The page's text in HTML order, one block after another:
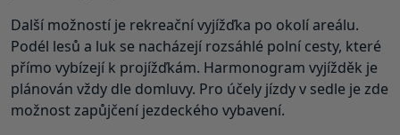
Další možností je rekreační vyjížďka po okolí areálu.
Podél lesů a luk se nacházejí rozsáhlé polní cesty, které
přímo vybízejí k projížďkám. Harmonogram vyjížděk je
plánován vždy dle domluvy. Pro účely jízdy v sedle je zde
možnost zapůjčení jezdeckého vybavení.